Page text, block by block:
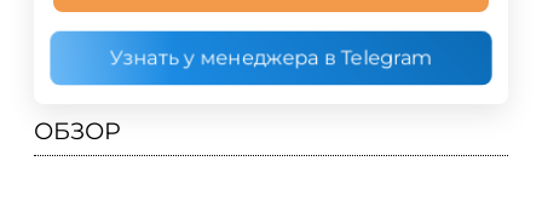
Узнать у менеджера в Telegram
ОБЗОР